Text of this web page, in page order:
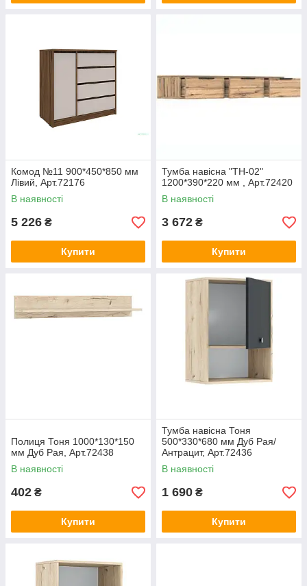
Комод №11 900*450*850 мм
Лівий, Арт.72176
В наявності
5 226 ₴
Купити
Тумба навісна "ТН-02"
1200*390*220 мм , Арт.72420
В наявності
3 672 ₴
Купити
Полиця Тоня 1000*130*150
мм Дуб Рая, Арт.72438
В наявності
402 ₴
Купити
Тумба навісна Тоня
500*330*680 мм Дуб Рая/
Антрацит, Арт.72436
В наявності
1 690 ₴
Купити